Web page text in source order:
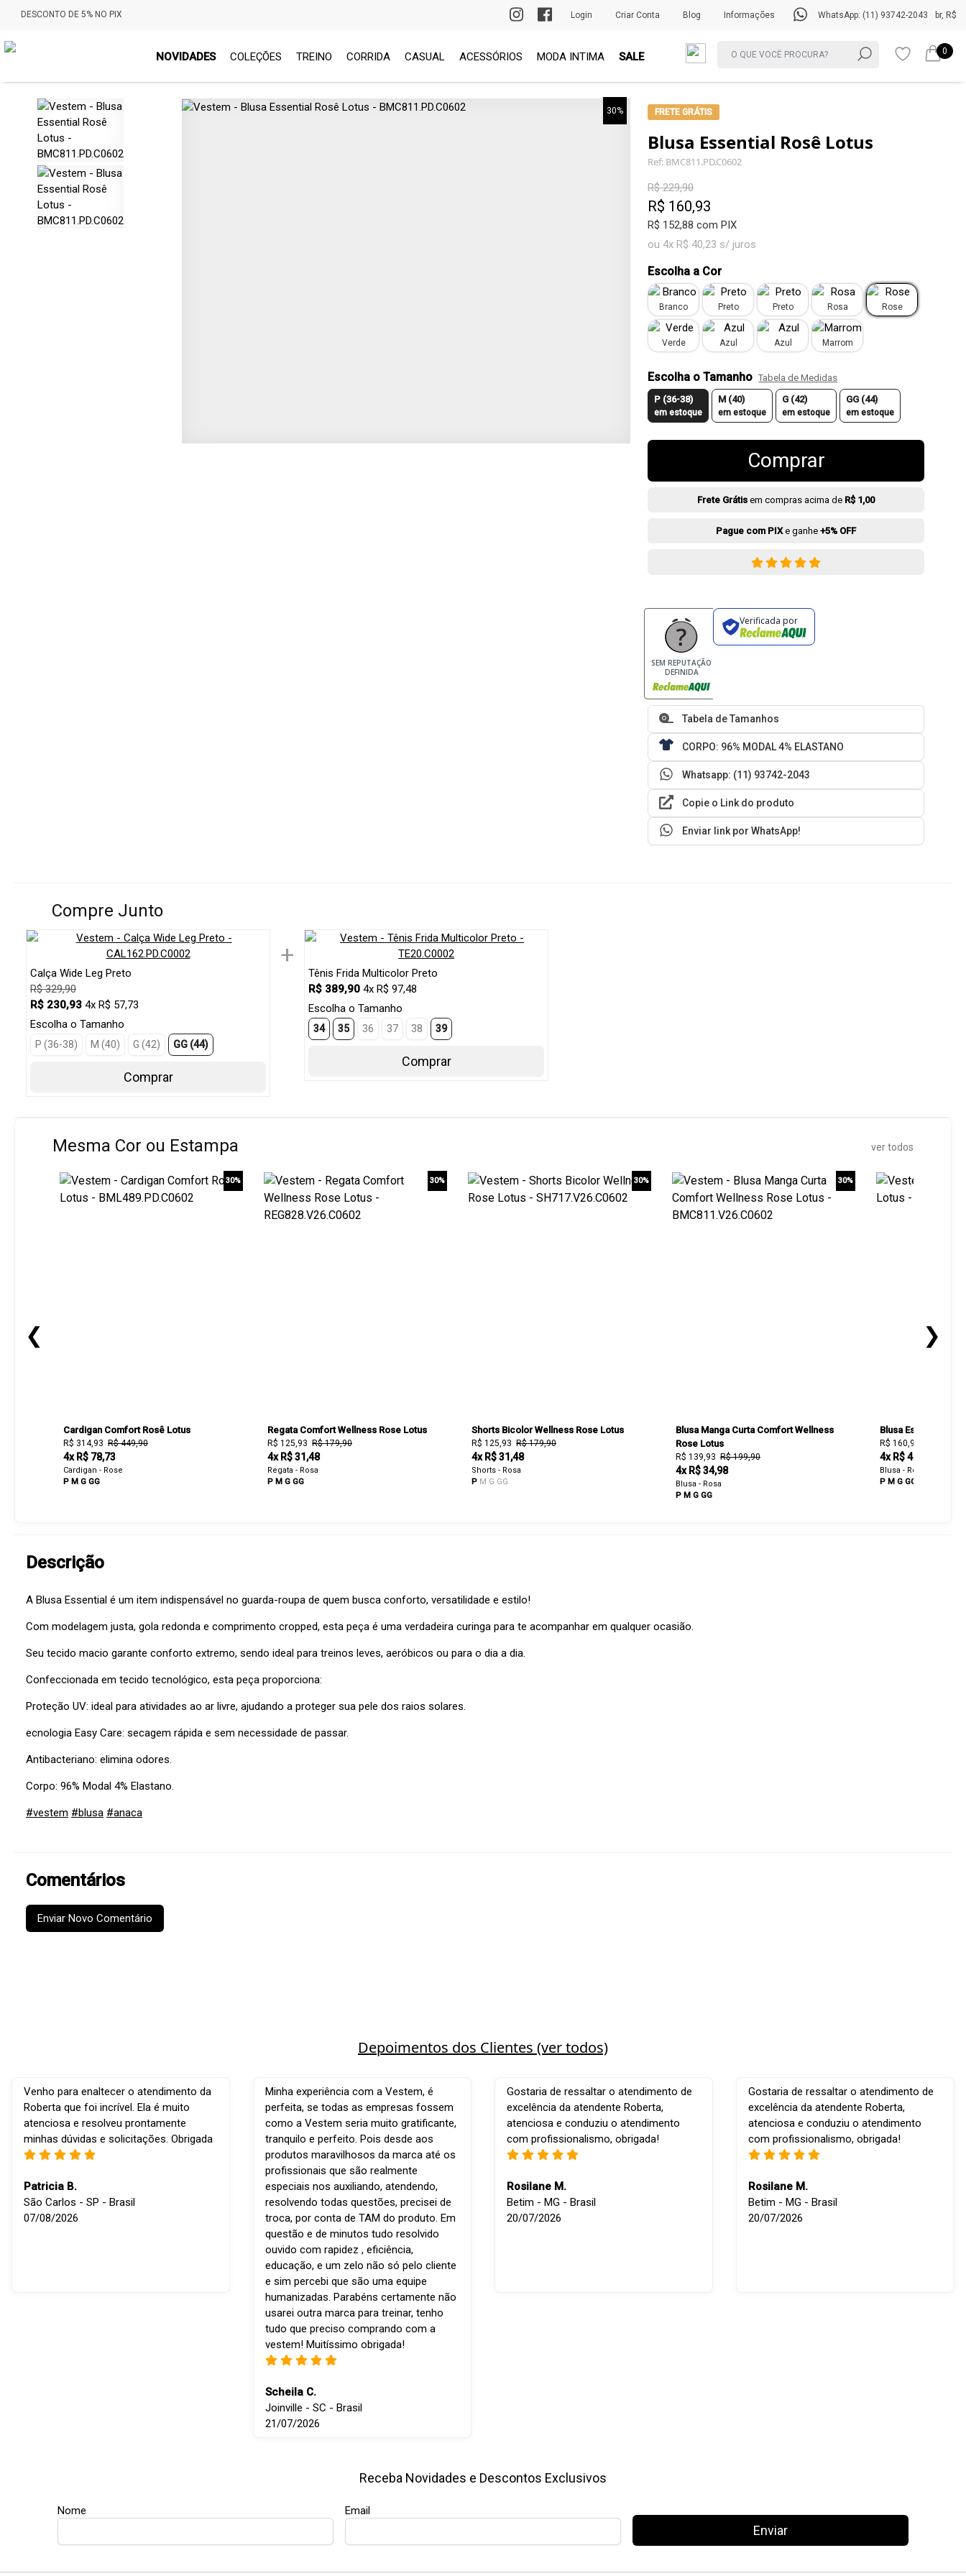
DESCONTO DE 5% NO PIX PRIMEIRA TROCA GRÁTIS br, R$
WhatsApp: (11) 93742-2043
Informações
Blog
Criar Conta
Login
NOVIDADES COLEÇÕES TREINO CORRIDA CASUAL ACESSÓRIOS MODA INTIMA SALE 0
30% FRETE GRÁTIS
Blusa Essential Rosê Lotus
Ref: BMC811.PD.C0602
R$ 229,90
R$ 160,93
R$ 152,88 com PIX
ou 4x R$ 40,23 s/ juros
Escolha a Cor
Branco Preto Preto Rosa Rose
Verde Azul Azul Marrom
Escolha o Tamanho Tabela de Medidas
P (36-38)
em estoque
M (40)
em estoque
G (42)
em estoque
GG (44)
em estoque
Comprar
Frete Grátis em compras acima de R$ 1,00
Pague com PIXe ganhe+5% OFF
SEM REPUTAÇÃO
DEFINIDA
Verificada por
Tabela de Tamanhos
CORPO: 96% MODAL 4% ELASTANO
Whatsapp: (11) 93742-2043
Copie o Link do produto
Enviar link por WhatsApp!
Compre Junto
Calça Wide Leg Preto
R$ 329,90
R$ 230,93 4x R$ 57,73
Escolha o Tamanho
P (36-38) M (40) G (42) GG (44)
Comprar
+
Tênis Frida Multicolor Preto
R$ 389,90 4x R$ 97,48
Escolha o Tamanho
34 35 36 37 38 39
Comprar
Mesma Cor ou Estampa ver todos
❮
30%
Cardigan Comfort Rosê Lotus
R$ 314,93 R$ 449,90
4x R$ 78,73
Cardigan - Rose
P M G GG
30%
Regata Comfort Wellness Rose Lotus
R$ 125,93 R$ 179,90
4x R$ 31,48
Regata - Rosa
P M G GG
30%
Shorts Bicolor Wellness Rose Lotus
R$ 125,93 R$ 179,90
4x R$ 31,48
Shorts - Rosa
P M G GG
30%
Blusa Manga Curta Comfort Wellness
Rose Lotus
R$ 139,93 R$ 199,90
4x R$ 34,98
Blusa - Rosa
P M G GG
Blusa Essential
R$ 160,93
4x R$ 40,23
Blusa - Rose
P M G GG
❯
Descrição
A Blusa Essential é um item indispensável no guarda-roupa de quem busca conforto, versatilidade e estilo!
Com modelagem justa, gola redonda e comprimento cropped, esta peça é uma verdadeira curinga para te acompanhar em qualquer ocasião.
Seu tecido macio garante conforto extremo, sendo ideal para treinos leves, aeróbicos ou para o dia a dia.
Confeccionada em tecido tecnológico, esta peça proporciona:
Proteção UV: ideal para atividades ao ar livre, ajudando a proteger sua pele dos raios solares.
ecnologia Easy Care: secagem rápida e sem necessidade de passar.
Antibacteriano: elimina odores.
Corpo: 96% Modal 4% Elastano.
#vestem #blusa #anaca
Comentários
Enviar Novo Comentário
Depoimentos dos Clientes (ver todos)
Venho para enaltecer o atendimento da
Roberta que foi incrível. Ela é muito
atenciosa e resolveu prontamente
minhas dúvidas e solicitações. Obrigada
Patricia B.
São Carlos - SP - Brasil
07/08/2026
Minha experiência com a Vestem, é
perfeita, se todas as empresas fossem
como a Vestem seria muito gratificante,
tranquilo e perfeito. Pois desde aos
produtos maravilhosos da marca até os
profissionais que são realmente
especiais nos auxiliando, atendendo,
resolvendo todas questões, precisei de
troca, por conta de TAM do produto. Em
questão e de minutos tudo resolvido
ouvido com rapidez , eficiência,
educação, e um zelo não só pelo cliente
e sim percebi que são uma equipe
humanizadas. Parabéns certamente não
usarei outra marca para treinar, tenho
tudo que preciso comprando com a
vestem! Muitíssimo obrigada!
Scheila C.
Joinville - SC - Brasil
21/07/2026
Gostaria de ressaltar o atendimento de
excelência da atendente Roberta,
atenciosa e conduziu o atendimento
com profissionalismo, obrigada!
Rosilane M.
Betim - MG - Brasil
20/07/2026
Gostaria de ressaltar o atendimento de
excelência da atendente Roberta,
atenciosa e conduziu o atendimento
com profissionalismo, obrigada!
Rosilane M.
Betim - MG - Brasil
20/07/2026
Receba Novidades e Descontos Exclusivos
Nome Email
Enviar